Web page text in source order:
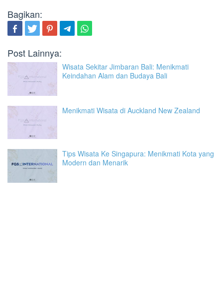
Bagikan:
Post Lainnya:
Wisata Sekitar Jimbaran Bali: Menikmati
Keindahan Alam dan Budaya Bali
Menikmati Wisata di Auckland New Zealand
Tips Wisata Ke Singapura: Menikmati Kota yang
Modern dan Menarik